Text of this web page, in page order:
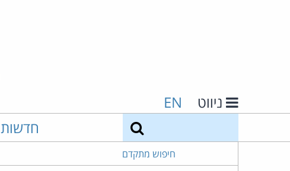
ניווט EN
חדשות
חיפוש מתקדם